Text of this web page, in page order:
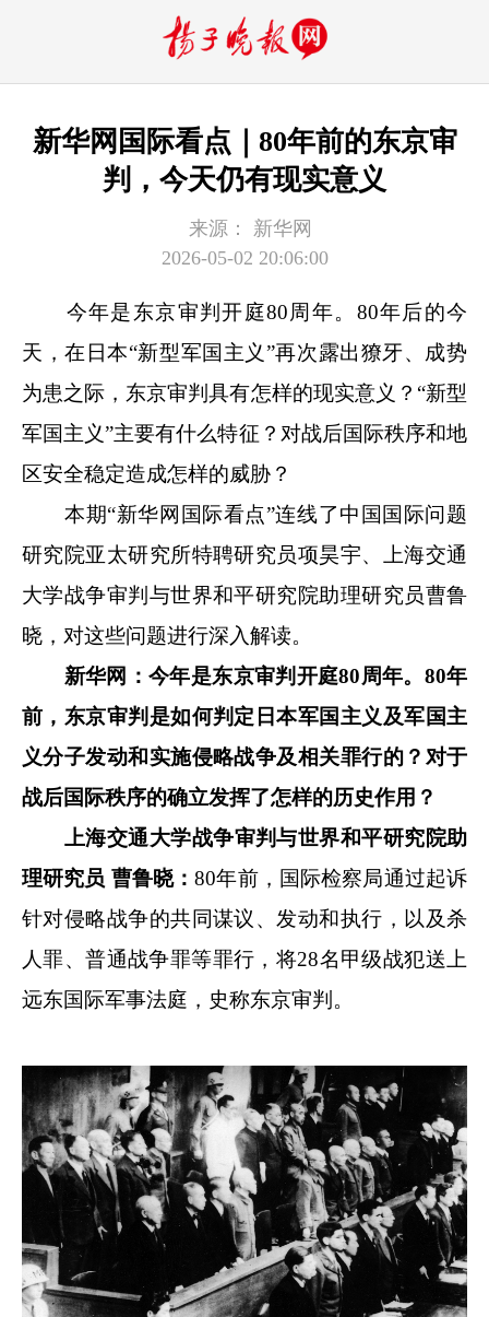
新华网国际看点｜80年前的东京审
判，今天仍有现实意义
来源：
新华网
2026-05-02 20:06:00
今年是东京审判开庭80周年。80年后的今
天，在日本“新型军国主义”再次露出獠牙、成势
为患之际，东京审判具有怎样的现实意义？“新型
军国主义”主要有什么特征？对战后国际秩序和地
区安全稳定造成怎样的威胁？
本期“新华网国际看点”连线了中国国际问题
研究院亚太研究所特聘研究员项昊宇、上海交通
大学战争审判与世界和平研究院助理研究员曹鲁
晓，对这些问题进行深入解读。
新华网：今年是东京审判开庭80周年。80年
前，东京审判是如何判定日本军国主义及军国主
义分子发动和实施侵略战争及相关罪行的？对于
战后国际秩序的确立发挥了怎样的历史作用？
上海交通大学战争审判与世界和平研究院助
理研究员 曹鲁晓：80年前，国际检察局通过起诉
针对侵略战争的共同谋议、发动和执行，以及杀
人罪、普通战争罪等罪行，将28名甲级战犯送上
远东国际军事法庭，史称东京审判。